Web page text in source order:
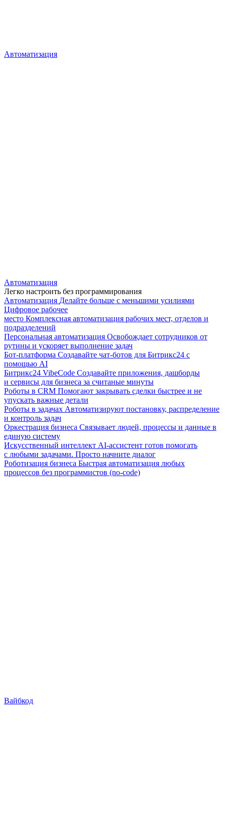
Автоматизация
Автоматизация
Легко настроить без программирования
Автоматизация Делайте больше с меньшими усилиями
Цифровое рабочее
место Комплексная автоматизация рабочих мест, отделов и
подразделений
Персональная автоматизация Освобождает сотрудников от
рутины и ускоряет выполнение задач
Бот-платформа Создавайте чат-ботов для Битрикс24 с
помощью AI
Битрикс24 VibeCode Создавайте приложения, дашборды
и сервисы для бизнеса за считаные минуты
Роботы в CRM Помогают закрывать сделки быстрее и не
упускать важные детали
Роботы в задачах Автоматизируют постановку, распределение
и контроль задач
Оркестрация бизнеса Связывает людей, процессы и данные в
единую систему
Искусственный интеллект AI-ассистент готов помогать
с любыми задачами. Просто начните диалог
Роботизация бизнеса Быстрая автоматизация любых
процессов без программистов (no-code)
Вайбкод